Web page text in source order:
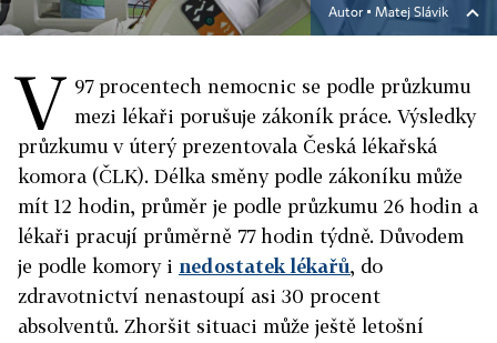
Autor ▪ Matej Slávik
V 97 procentech nemocnic se podle průzkumu
mezi lékaři porušuje zákoník práce. Výsledky
průzkumu v úterý prezentovala Česká lékařská
komora (ČLK). Délka směny podle zákoníku může
mít 12 hodin, průměr je podle průzkumu 26 hodin a
lékaři pracují průměrně 77 hodin týdně. Důvodem
je podle komory i nedostatek lékařů, do
zdravotnictví nenastoupí asi 30 procent
absolventů. Zhoršit situaci může ještě letošní